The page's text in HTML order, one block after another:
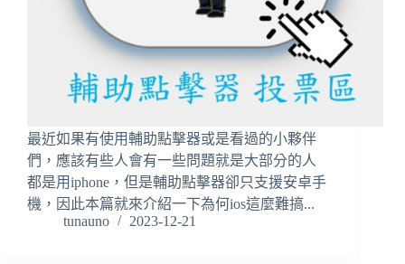
最近如果有使用輔助點擊器或是看過的小夥伴
們，應該有些人會有一些問題就是大部分的人
都是用iphone，但是輔助點擊器卻只支援安卓手
機，因此本篇就來介紹一下為何ios這麼難搞...
tunauno
2023-12-21